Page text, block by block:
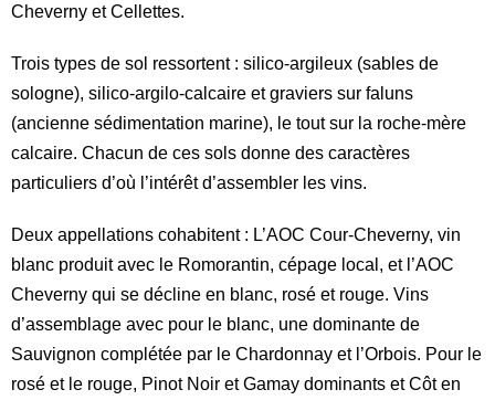
Cheverny et Cellettes.
Trois types de sol ressortent : silico-argileux (sables de
sologne), silico-argilo-calcaire et graviers sur faluns
(ancienne sédimentation marine), le tout sur la roche-mère
calcaire. Chacun de ces sols donne des caractères
particuliers d’où l’intérêt d’assembler les vins.
Deux appellations cohabitent : L’AOC Cour-Cheverny, vin
blanc produit avec le Romorantin, cépage local, et l’AOC
Cheverny qui se décline en blanc, rosé et rouge. Vins
d’assemblage avec pour le blanc, une dominante de
Sauvignon complétée par le Chardonnay et l’Orbois. Pour le
rosé et le rouge, Pinot Noir et Gamay dominants et Côt en